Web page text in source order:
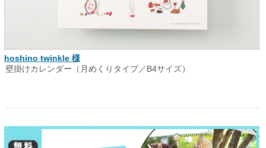
hoshino twinkle 様
壁掛けカレンダー（月めくりタイプ／B4サイズ）